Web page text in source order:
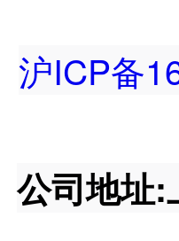
沪ICP备
公司地址: